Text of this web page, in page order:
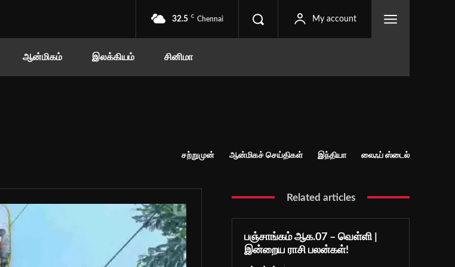
32.5 C Chennai My account
ஆன்மிகம் இலக்கியம் சினிமா
சற்றுமுன் ஆன்மிகச் செய்திகள் இந்தியா லைஃப் ஸ்டைல்
Related articles
பஞ்சாங்கம் ஆக.07 – வெள்ளி |
இன்றைய ராசி பலன்கள்!